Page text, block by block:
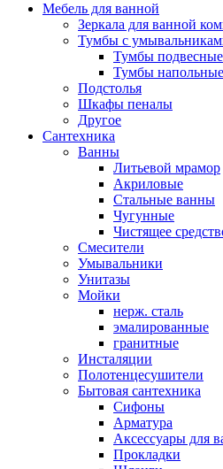
Мебель для ванной
Зеркала для ванной
Тумбы с
Тумбы подвесные
Тумбы напольные
Подстолья
Шкафы пеналы
Другое
Сантехника
Ванны
Литьевой мрамор
Акриловые
Стальные ванны
Чугунные
Чистящее
Смесители
Умывальники
Унитазы
Мойки
нерж. сталь
эмалированные
гранитные
Инсталяции
Полотенцесушители
Бытовая сантехника
Сифоны
Арматура
Аксессуары для
Прокладки